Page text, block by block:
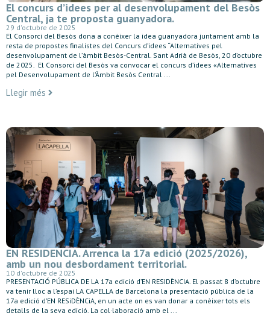
El concurs d’idees per al desenvolupament del Besòs
Central, ja te proposta guanyadora.
29 d'octubre de 2025
El Consorci del Besòs dona a conèixer la idea guanyadora juntament amb la
resta de propostes finalistes del Concurs d’idees “Alternatives pel
desenvolupament de l’àmbit Besòs-Central. Sant Adrià de Besòs, 20 d’octubre
de 2025. El Consorci del Besòs va convocar el concurs d’idees «Alternatives
pel Desenvolupament de l’Àmbit Besòs Central ...
Llegir més
EN RESIDENCIA. Arrenca la 17a edició (2025/2026),
amb un nou desbordament territorial.
10 d'octubre de 2025
PRESENTACIÓ PÚBLICA DE LA 17a edició d’EN RESIDÈNCIA. El passat 8 d’octubre
va tenir lloc a l’espai LA CAPELLA de Barcelona la presentació pública de la
17a edició d’EN RESiDÈNCiA, en un acte on es van donar a conèixer tots els
detalls de la seva edició. La col·laboració amb el ...